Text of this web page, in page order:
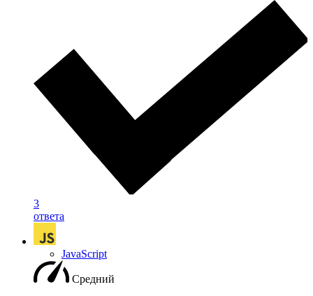
3
ответа
JavaScript
Средний